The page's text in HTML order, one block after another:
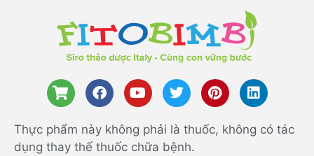
Thực phẩm này không phải là thuốc, không có tác
dụng thay thế thuốc chữa bệnh.